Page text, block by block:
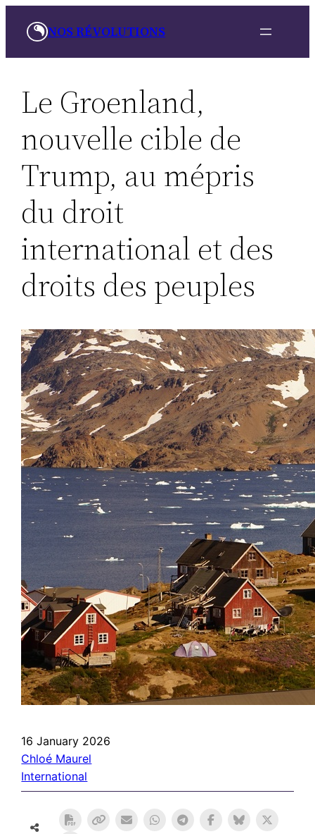
NOS RÉVOLUTIONS
Le Groenland,
nouvelle cible de
Trump, au mépris
du droit
international et des
droits des peuples
16 January 2026
Chloé Maurel
International